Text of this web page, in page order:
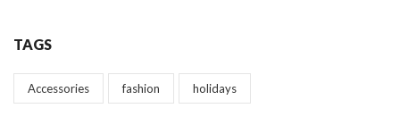
TAGS
Accessories fashion holidays